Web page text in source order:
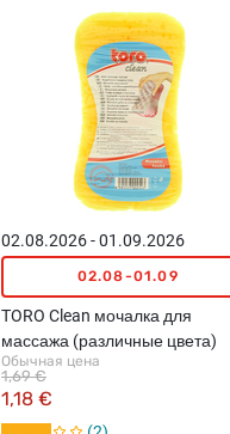
02.08.2026 - 01.09.2026
02.08-01.09
TORO Clean мочалка для
массажа (различные цвета)
Обычная цена
1,18 €
1,69 €